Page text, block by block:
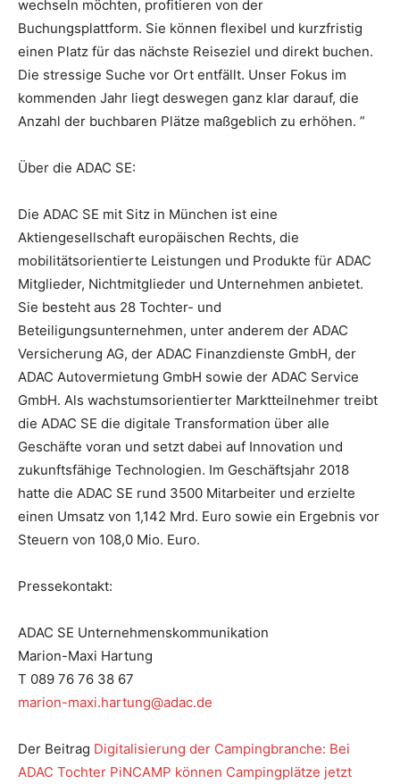
wechseln möchten, profitieren von der
Buchungsplattform. Sie können flexibel und kurzfristig
einen Platz für das nächste Reiseziel und direkt buchen.
Die stressige Suche vor Ort entfällt. Unser Fokus im
kommenden Jahr liegt deswegen ganz klar darauf, die
Anzahl der buchbaren Plätze maßgeblich zu erhöhen. ”
Über die ADAC SE:
Die ADAC SE mit Sitz in München ist eine
Aktiengesellschaft europäischen Rechts, die
mobilitätsorientierte Leistungen und Produkte für ADAC
Mitglieder, Nichtmitglieder und Unternehmen anbietet.
Sie besteht aus 28 Tochter- und
Beteiligungsunternehmen, unter anderem der ADAC
Versicherung AG, der ADAC Finanzdienste GmbH, der
ADAC Autovermietung GmbH sowie der ADAC Service
GmbH. Als wachstumsorientierter Marktteilnehmer treibt
die ADAC SE die digitale Transformation über alle
Geschäfte voran und setzt dabei auf Innovation und
zukunftsfähige Technologien. Im Geschäftsjahr 2018
hatte die ADAC SE rund 3500 Mitarbeiter und erzielte
einen Umsatz von 1,142 Mrd. Euro sowie ein Ergebnis vor
Steuern von 108,0 Mio. Euro.
Pressekontakt:
ADAC SE Unternehmenskommunikation
Marion-Maxi Hartung
T 089 76 76 38 67
marion-maxi.hartung@adac.de
Der Beitrag Digitalisierung der Campingbranche: Bei
ADAC Tochter PiNCAMP können Campingplätze jetzt